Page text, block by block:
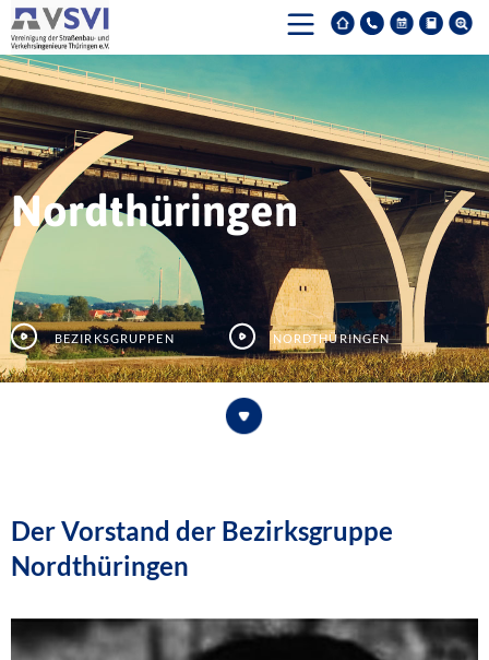
Nordthüringen
Bezirksgruppen Nordthüringen
Der Vorstand der Bezirksgruppe
Nordthüringen